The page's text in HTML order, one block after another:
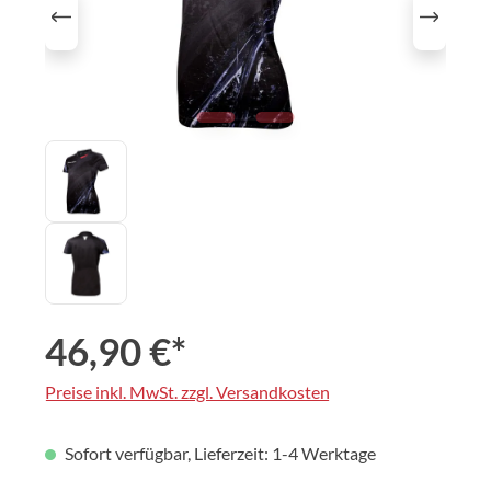
46,90 €*
Preise inkl. MwSt. zzgl. Versandkosten
Sofort verfügbar, Lieferzeit: 1-4 Werktage